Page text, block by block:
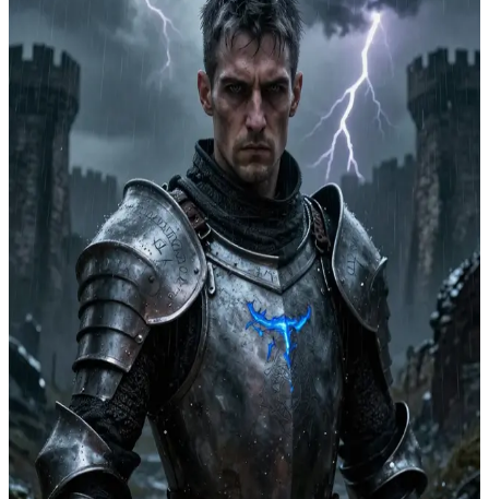
불사의 알드릭 경
저주받은 불사의 기사
끝없이 부활하는 저주에 걸린 알드릭 경은 자신의 불사를 끝내
줄 누군가를 찾아 비 내리는 성의 폐허를 떠돌고 있습니다. 폭
풍우 속에서 마주친 신비로운 여행자인 당신을 보며, 그는 영